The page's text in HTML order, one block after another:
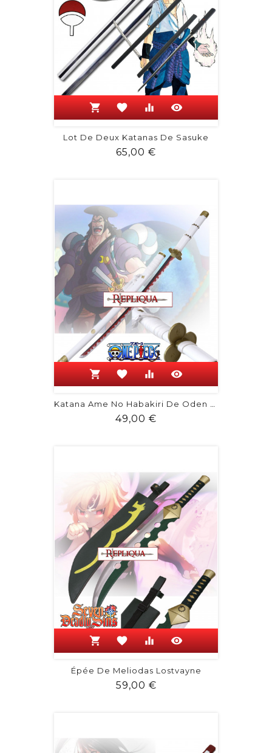
shopping_cart favorite equalizer visibility
Lot De Deux Katanas De Sasuke
65,00 €
shopping_cart favorite equalizer visibility
Katana Ame No Habakiri De Oden Kozuki...
49,00 €
shopping_cart favorite equalizer visibility
Épée De Meliodas Lostvayne
59,00 €Prix